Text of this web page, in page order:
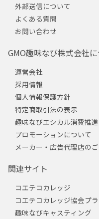
外部送信について
よくある質問
お問い合わせ
GMO趣味なび株式会社
運営会社
採用情報
個人情報保護方針
特定商取引法の表示
趣味なびエシカル消費推
プロモーションについて
メーカー・広告代理店の
関連サイト
コエテコカレッジ
コエテコカレッジ協会プ
趣味なびキャスティング